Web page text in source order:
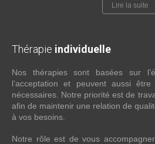
Lire la suite
Thérapie individuelle
Nos thérapies sont basées sur
l’acceptation et peuvent aussi
nécessaires. Notre priorité est de
afin de maintenir une relation de
à vos besoins.
Notre rôle est de vous